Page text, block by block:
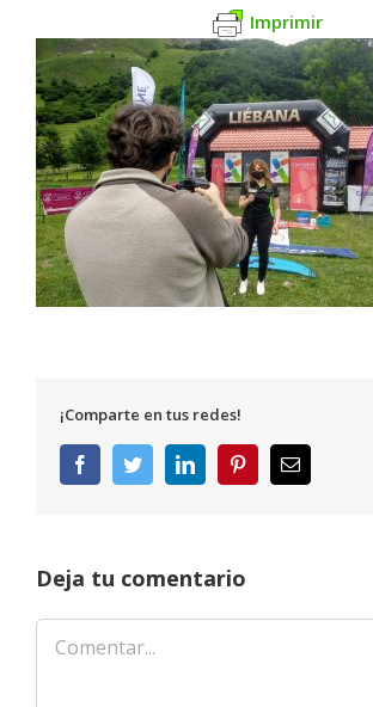
Imprimir
¡Comparte en tus redes!
FacebookTwitterLinkedInPinterestCorreo
electrónico
Deja tu comentario
Comentar